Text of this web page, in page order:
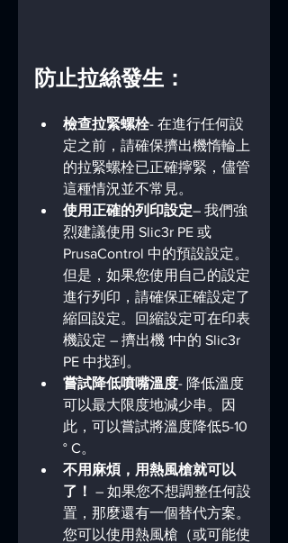
防止拉絲發生：
檢查拉緊螺栓- 在進行任何設
定之前，請確保擠出機惰輪上
的拉緊螺栓已正確擰緊，儘管
這種情況並不常見。
使用正確的列印設定– 我們強
烈建議使用 Slic3r PE 或
PrusaControl 中的預設設定。
但是，如果您使用自己的設定
進行列印，請確保正確設定了
縮回設定。回縮設定可在印表
機設定 – 擠出機 1中的 Slic3r
PE 中找到。
嘗試降低噴嘴溫度- 降低溫度
可以最大限度地減少串。因
此，可以嘗試將溫度降低5-10
° C。
不用麻煩，用熱風槍就可以
了！ – 如果您不想調整任何設
置，那麼還有一個替代方案。
您可以使用熱風槍（或可能使